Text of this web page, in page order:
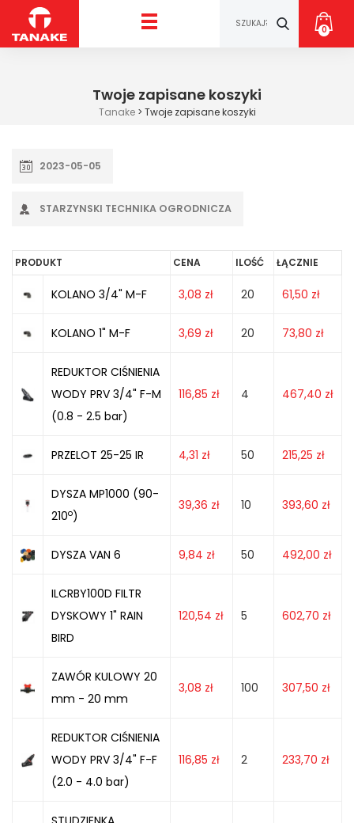
0
Twoje zapisane koszyki
Tanake> Twoje zapisane koszyki
2023-05-05
STARZYNSKI TECHNIKA OGRODNICZA
PRODUKT CENA ILOŚĆ ŁĄCZNIE
KOLANO 3/4" M-F 3,08 zł 20 61,50 zł
KOLANO 1" M-F 3,69 zł 20 73,80 zł
REDUKTOR CIŚNIENIA
WODY PRV 3/4" F-M
(0.8 - 2.5 bar)
116,85 zł 4 467,40 zł
PRZELOT 25-25 IR 4,31 zł 50 215,25 zł
DYSZA MP1000 (90-
210o)
39,36 zł 10 393,60 zł
DYSZA VAN 6 9,84 zł 50 492,00 zł
ILCRBY100D FILTR
DYSKOWY 1" RAIN
BIRD
120,54 zł 5 602,70 zł
ZAWÓR KULOWY 20
mm - 20 mm
3,08 zł 100 307,50 zł
REDUKTOR CIŚNIENIA
WODY PRV 3/4" F-F
(2.0 - 4.0 bar)
116,85 zł 2 233,70 zł